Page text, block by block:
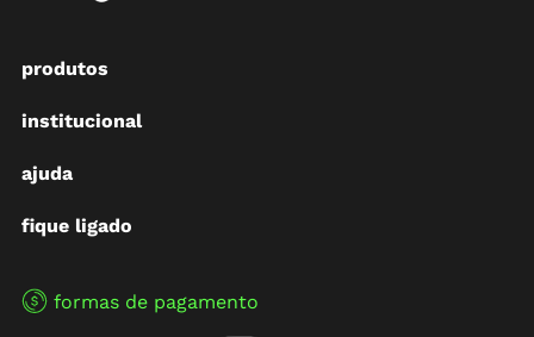
produtos
institucional
ajuda
fique ligado
formas de pagamento